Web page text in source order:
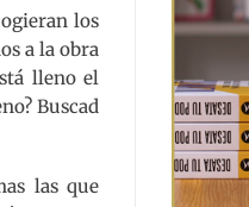
los
a la obra
lleno el
Buscad
las que